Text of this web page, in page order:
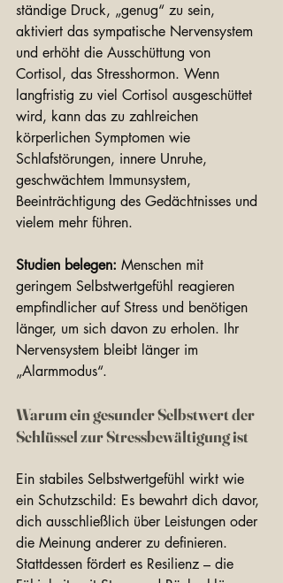
ständige Druck, „genug“ zu sein,
aktiviert das sympatische Nervensystem
und erhöht die Ausschüttung von
Cortisol, das Stresshormon. Wenn
langfristig zu viel Cortisol ausgeschüttet
wird, kann das zu zahlreichen
körperlichen Symptomen wie
Schlafstörungen, innere Unruhe,
geschwächtem Immunsystem,
Beeinträchtigung des Gedächtnisses und
vielem mehr führen.
Studien belegen: Menschen mit
geringem Selbstwertgefühl reagieren
empfindlicher auf Stress und benötigen
länger, um sich davon zu erholen. Ihr
Nervensystem bleibt länger im
„Alarmmodus“.
Warum ein gesunder Selbstwert der
Schlüssel zur Stressbewältigung ist
Ein stabiles Selbstwertgefühl wirkt wie
ein Schutzschild: Es bewahrt dich davor,
dich ausschließlich über Leistungen oder
die Meinung anderer zu definieren.
Stattdessen fördert es Resilienz – die